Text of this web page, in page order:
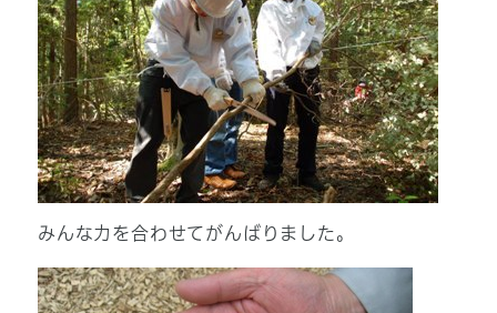
みんな力を合わせてがんばりました。